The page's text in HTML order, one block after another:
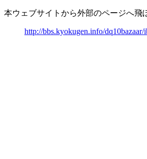
本ウェブサイトから外部のページへ飛
http://bbs.kyokugen.info/